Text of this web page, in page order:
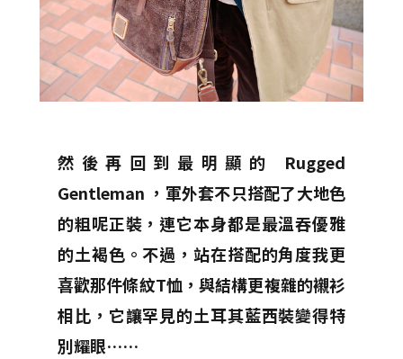
然後再回到最明顯的 Rugged
Gentleman ，軍外套不只搭配了大地色
的粗呢正裝，連它本身都是最溫吞優雅
的土褐色。不過，站在搭配的角度我更
喜歡那件條紋T恤，與結構更複雜的襯衫
相比，它讓罕見的土耳其藍西裝變得特
別耀眼……